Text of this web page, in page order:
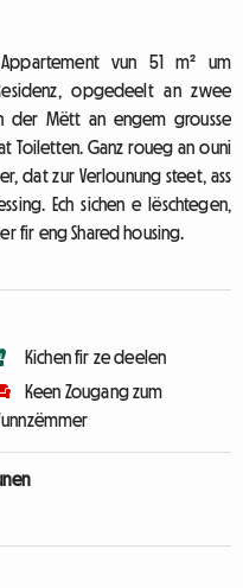
vun 51 m² um
opgedeelt an zwee
der Mëtt an engem grousse
Toiletten. Ganz roueg an ouni
dat zur Verlounung steet, ass
Ech sichen e lëschtegen,
fir eng Shared housing.
Kichen fir ze deelen
Keen Zougang zum